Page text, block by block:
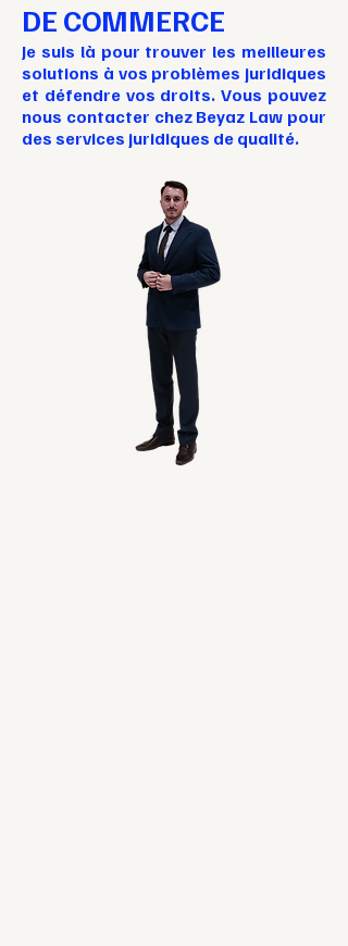
DE COMMERCE
Je suis là pour trouver les meilleures
solutions à vos problèmes juridiques
et défendre vos droits. Vous pouvez
nous contacter chez Beyaz Law pour
des services juridiques de qualité.